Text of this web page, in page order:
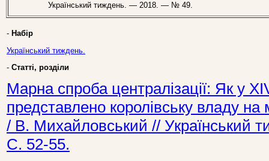
Український тиждень. — 2018. — № 49.
- Набір
Український тиждень.
- Статті, розділи
Марна спроба централізації: Як у
представлено королівську владу на
/ В. Михайловський //
С. 52-55.